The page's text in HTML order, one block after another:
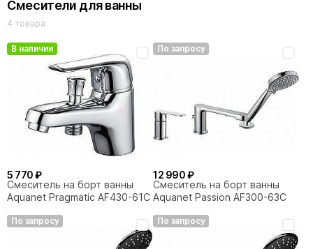
Смесители для ванны
4 товара
В наличии
5 770 ₽
Смеситель на борт ванны
Aquanet Pragmatic AF430-61С
По запросу
12 990 ₽
Смеситель на борт ванны
Aquanet Passion AF300-63С
По запросу По запросу